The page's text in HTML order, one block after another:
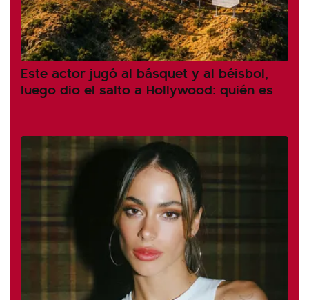
Este actor jugó al básquet y al béisbol,
luego dio el salto a Hollywood: quién es